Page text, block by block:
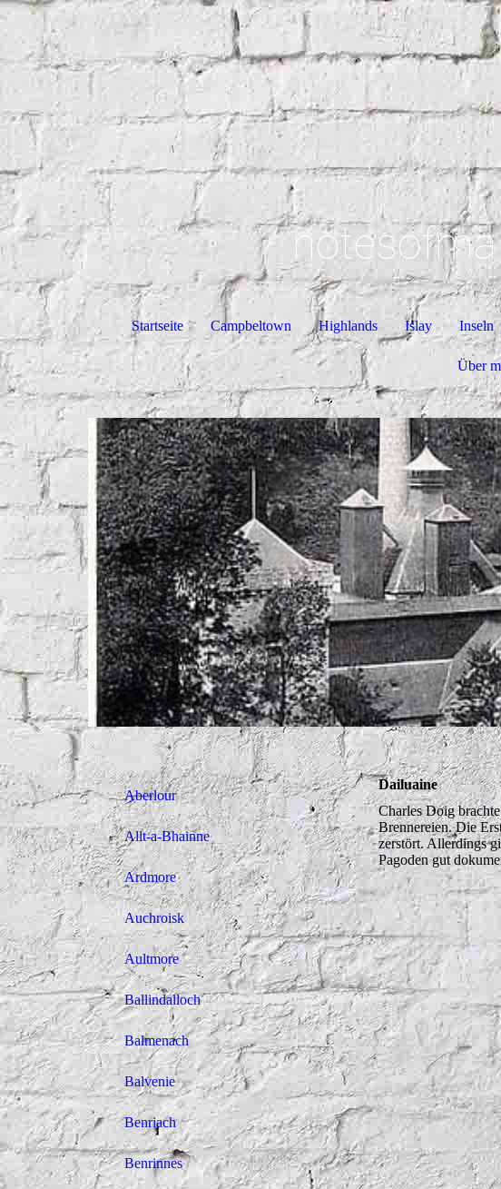
Startseite Campbeltown Highlands Islay Inseln
Über
Aberlour
Allt-a-Bhainne
Ardmore
Auchroisk
Aultmore
Ballindalloch
Balmenach
Balvenie
Benriach
Benrinnes
Dailuaine
Charles Doig
Brennereien. Die
zerstört. Allerdings
Pagoden gut